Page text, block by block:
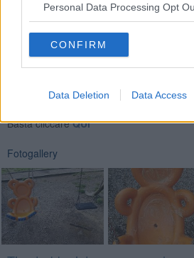
Personal Data Processing Opt
CONFIRM
Data Deletion Data Access
Newsletter QUInews - ToscanaMedia.
alle 20:00 direttamente nella tua casella
Basta cliccareQUI
Fotogallery